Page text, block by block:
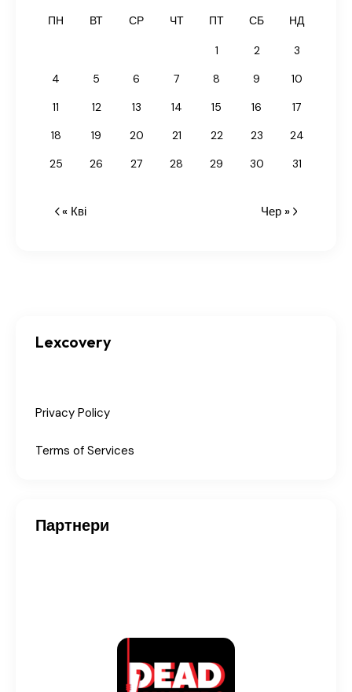
ПН ВТ СР ЧТ ПТ СБ НД
1 2
3
4
5 6 7 8 9
10
11
12 13 14 15 16
17
18
19 20 21 22 23
24
25
26 27 28 29 30 31
« Кві Чер »
Lexcovery
Privacy Policy
Terms of Services
Партнери